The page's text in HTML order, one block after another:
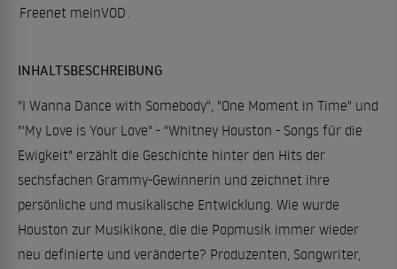
Freenet meinVOD .
INHALTSBESCHREIBUNG
"I Wanna Dance with Somebody", "One Moment in Time" und
"'My Love is Your Love" - "Whitney Houston - Songs für die
Ewigkeit" erzählt die Geschichte hinter den Hits der
sechsfachen Grammy-Gewinnerin und zeichnet ihre
persönliche und musikalische Entwicklung. Wie wurde
Houston zur Musikikone, die die Popmusik immer wieder
neu definierte und veränderte? Produzenten, Songwriter,